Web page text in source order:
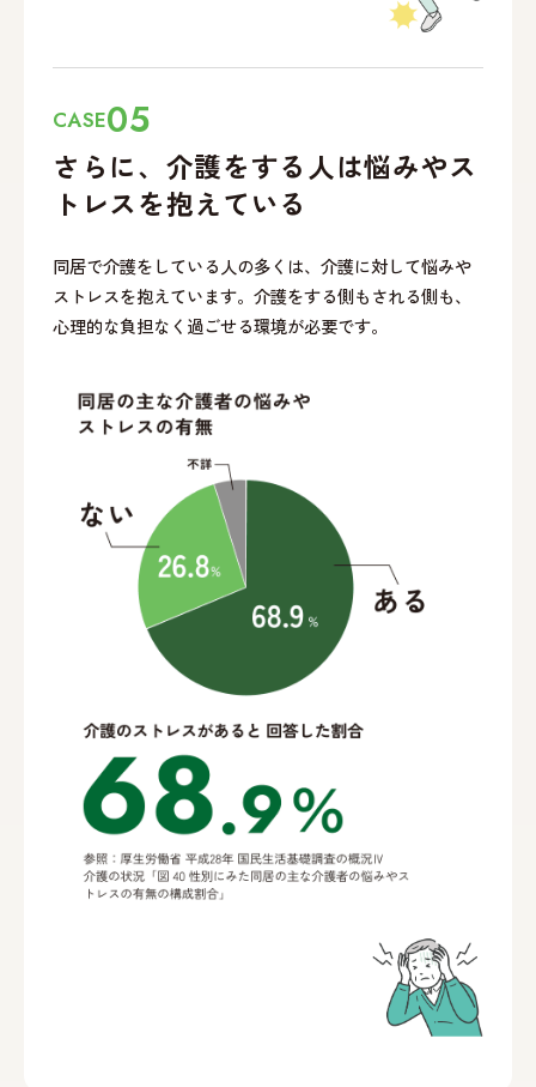
CASE05
さらに、介護をする人は悩みやス
トレスを抱えている
同居で介護をしている人の多くは、介護に対して悩みや
ストレスを抱えています。介護をする側もされる側も、
心理的な負担なく過ごせる環境が必要です。